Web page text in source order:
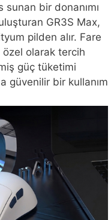
bir donanımı
GR3S Max,
pilden alır. Fare
özel olarak tercih
güç tüketimi
güvenilir bir kullanım